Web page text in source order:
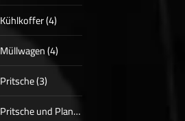
Kühlkoffer (4)
Müllwagen (4)
Pritsche (3)
Pritsche und Plane (1)